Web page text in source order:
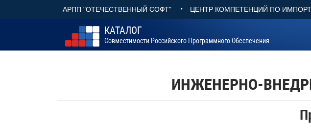
АРПП "ОТЕЧЕСТВЕННЫЙ СОФТ" • ЦЕНТР КОМПЕТЕНЦИЙ ПО
КАТАЛОГ
Совместимости Российского Программного Обеспечения
ИНЖЕНЕРНО-